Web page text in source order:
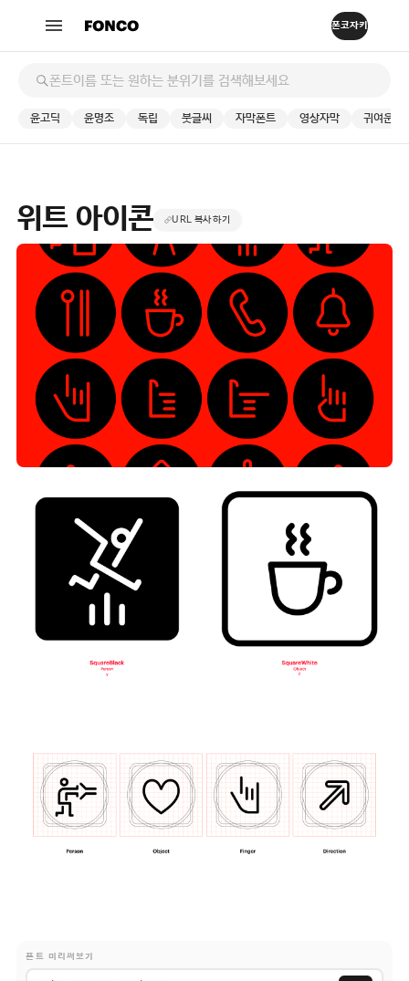
윤고딕 윤명조 독립 붓글씨 자막폰트 영상자막 귀여운
위트 아이콘 URL 복사하기
폰트 미리써보기